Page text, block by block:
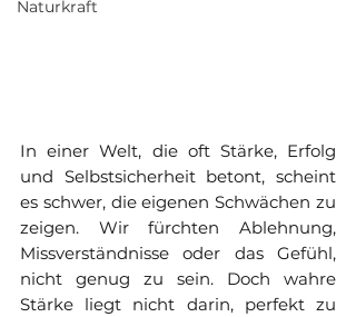
Naturkraft
In einer Welt, die oft Stärke, Erfolg
und Selbstsicherheit betont, scheint
es schwer, die eigenen Schwächen zu
zeigen. Wir fürchten Ablehnung,
Missverständnisse oder das Gefühl,
nicht genug zu sein. Doch wahre
Stärke liegt nicht darin, perfekt zu